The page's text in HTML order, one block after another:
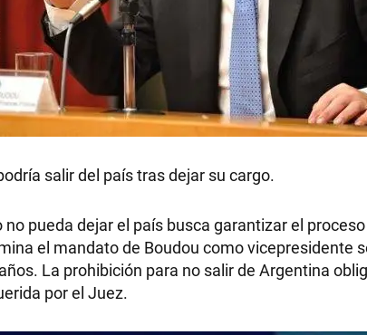
salir del país tras dejar su cargo.
pueda dejar el país busca garantizar el
el mandato de Boudou como vicepresidente
La prohibición para no salir de Argentina
por el Juez.